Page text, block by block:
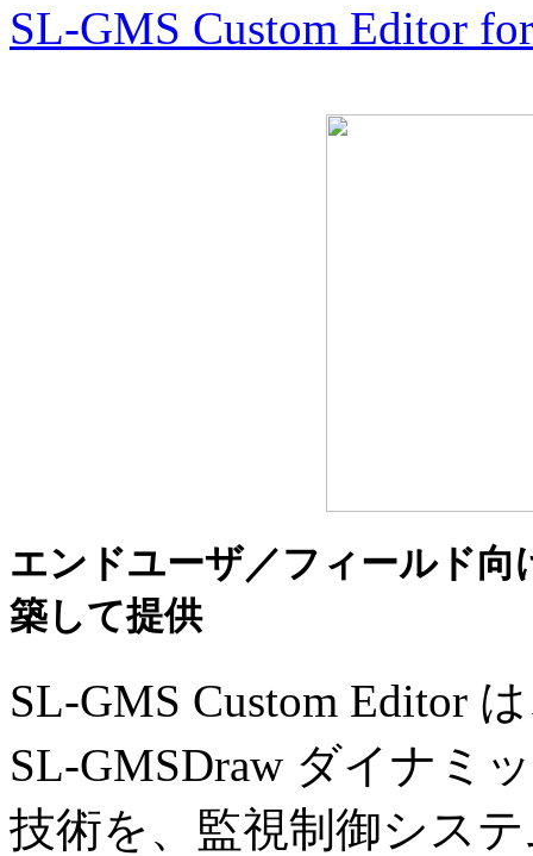
SL-GMS Custom Editor
エンドユーザ／フィールド
築して提供
SL-GMS Custom Editor
SL-GMSDraw ダイナミ
技術を、監視制御シス